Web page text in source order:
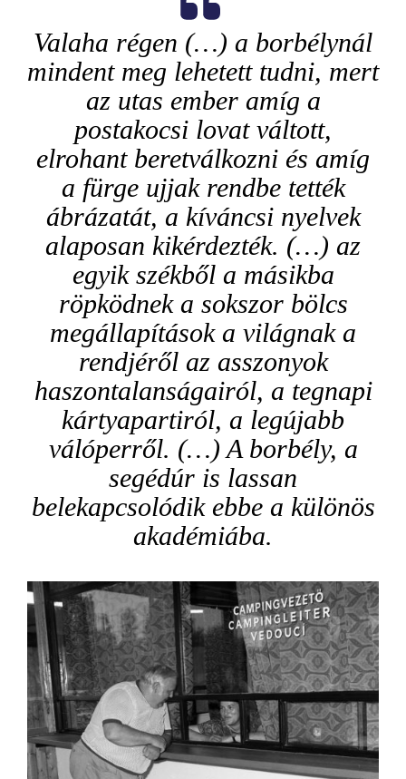
Valaha régen (…) a borbélynál
mindent meg lehetett tudni, mert
az utas ember amíg a
postakocsi lovat váltott,
elrohant beretválkozni és amíg
a fürge ujjak rendbe tették
ábrázatát, a kíváncsi nyelvek
alaposan kikérdezték. (…) az
egyik székből a másikba
röpködnek a sokszor bölcs
megállapítások a világnak a
rendjéről az asszonyok
haszontalanságairól, a tegnapi
kártyapartiról, a legújabb
válóperről. (…) A borbély, a
segédúr is lassan
belekapcsolódik ebbe a különös
akadémiába.